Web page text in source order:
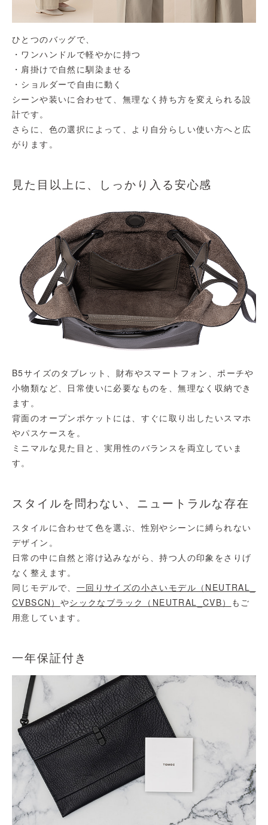
ひとつのバッグで、
・ワンハンドルで軽やかに持つ
・肩掛けで自然に馴染ませる
・ショルダーで自由に動く
シーンや装いに合わせて、無理なく持ち方を変えられる設
計です。
さらに、色の選択によって、より自分らしい使い方へと広
がります。
見た目以上に、しっかり入る安心感
B5サイズのタブレット、財布やスマートフォン、ポーチや
小物類など、日常使いに必要なものを、無理なく収納でき
ます。
背面のオープンポケットには、すぐに取り出したいスマホ
やパスケースを。
ミニマルな見た目と、実用性のバランスを両立していま
す。
スタイルを問わない、ニュートラルな存在
スタイルに合わせて色を選ぶ、性別やシーンに縛られない
デザイン。
日常の中に自然と溶け込みながら、持つ人の印象をさりげ
なく整えます。
同じモデルで、 一回りサイズの小さいモデル（NEUTRAL_
CVBSCN） やシックなブラック（NEUTRAL_CVB）
もご
用意しています。
一年保証付き